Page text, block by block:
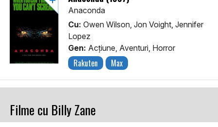
Anaconda
Cu: Owen Wilson, Jon Voight, Jennifer
Lopez
Gen: Acţiune, Aventuri, Horror
Rakuten Max
Filme cu Billy Zane